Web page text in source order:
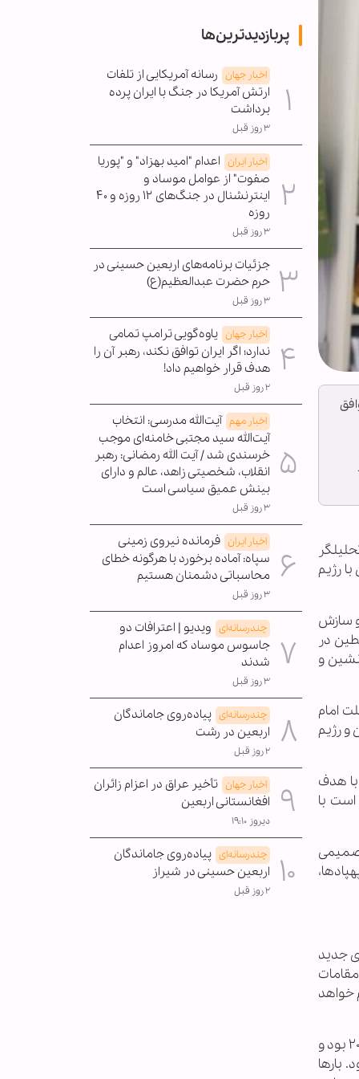
رژیم
سازش
در
و
امام
و رژیم
با هدف
با
جدید
خواهد
عطوان در پایان خاطرنشان کرد: مقاومت لبنان پیش از این دو بار رژیم صهیونیستی را شکست داده که اولین بار در سال ۲۰۰۰ بود و
لبنان و عقب‌نشینی تحقیرآمیز ارتش اسرائیل شد و بار دوم هم در جنگ جولای ۲۰۰۶ بود. بارها
پربازدیدترین‌ها
اخبار جهان رسانه آمریکایی از تلفات
ارتش آمریکا در جنگ با ایران پرده
برداشت
۳ روز قبل
اخبار ایران اعدام "امید بهزاد" و "پوریا
صفوت" از عوامل موساد و
اینترنشنال در جنگ‌های ۱۲ روزه و ۴۰
روزه
۳ روز قبل
جزئیات برنامه‌های اربعین حسینی در
حرم حضرت عبدالعظیم(ع)
۳ روز قبل
اخبار جهان یاوه‌گویی ترامپ تمامی
ندارد؛ اگر ایران توافق نکند، رهبر آن را
هدف قرار خواهیم داد!
۲ روز قبل
اخبار مهم آیت‌الله مدرسی: انتخاب
آیت‌الله سید مجتبی خامنه‌ای موجب
خرسندی شد / آیت الله رمضانی: رهبر
انقلاب، شخصیتی زاهد، عالم و دارای
بینش عمیق سیاسی است
۳ روز قبل
اخبار ایران فرمانده نیروی زمینی
سپاه: آماده برخورد با هرگونه خطای
محاسباتی دشمنان هستیم
۳ روز قبل
چندرسانه‌ای ویدیو | اعترافات دو
جاسوس موساد که امروز اعدام
شدند
۳ روز قبل
چندرسانه‌ای پیاده‌روی جاماندگان
اربعین در رشت
۲ روز قبل
اخبار جهان تأخیر عراق در اعزام زائران
افغانستانی اربعین
دیروز ۱۹:۱۰
چندرسانه‌ای پیاده‌روی جاماندگان
اربعین حسینی در شیراز
۲ روز قبل